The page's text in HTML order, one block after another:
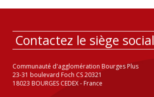
Contactez le siège social
Communauté d'agglomération Bourges Plus
23-31 boulevard Foch CS 20321
18023 BOURGES CEDEX - France